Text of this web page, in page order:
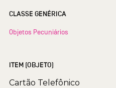
CLASSE GENÉRICA
Objetos Pecuniários
ITEM (OBJETO)
Cartão Telefônico